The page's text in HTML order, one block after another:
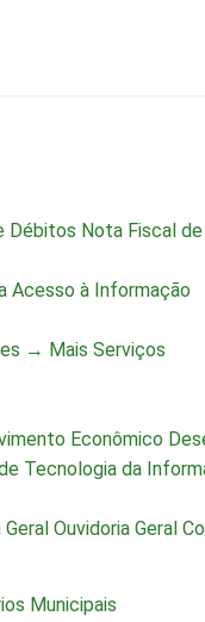
Débitos Nota Fiscal
Acesso à Informação
→ Mais Serviços
Econômico
Tecnologia da
Ouvidoria Geral
Municipais